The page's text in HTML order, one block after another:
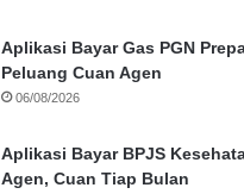
Aplikasi Bayar Gas PGN
Peluang Cuan Agen
06/08/2026
Aplikasi Bayar BPJS
Agen, Cuan Tiap Bulan